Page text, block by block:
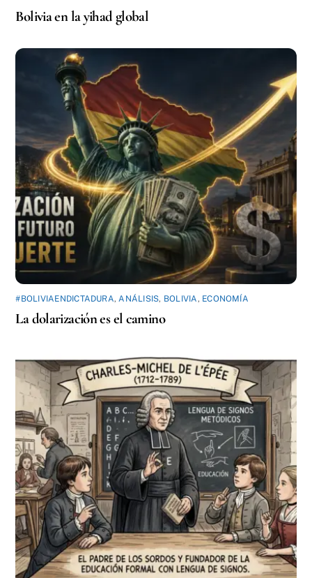
Bolivia en la yihad global
#BOLIVIAENDICTADURA,ANÁLISIS, BOLIVIA, ECONOMÍA
La dolarización es el camino